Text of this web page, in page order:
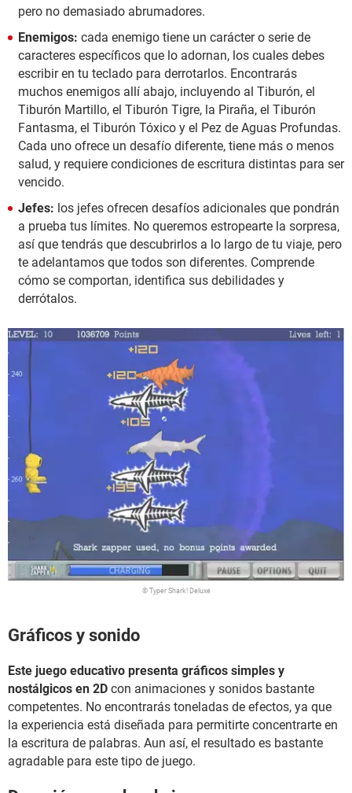
pero no demasiado abrumadores.
Enemigos: cada enemigo tiene un carácter o serie de
caracteres específicos que lo adornan, los cuales debes
escribir en tu teclado para derrotarlos. Encontrarás
muchos enemigos allí abajo, incluyendo al Tiburón, el
Tiburón Martillo, el Tiburón Tigre, la Piraña, el Tiburón
Fantasma, el Tiburón Tóxico y el Pez de Aguas Profundas.
Cada uno ofrece un desafío diferente, tiene más o menos
salud, y requiere condiciones de escritura distintas para ser
vencido.
Jefes: los jefes ofrecen desafíos adicionales que pondrán
a prueba tus límites. No queremos estropearte la sorpresa,
así que tendrás que descubrirlos a lo largo de tu viaje, pero
te adelantamos que todos son diferentes. Comprende
cómo se comportan, identifica sus debilidades y
derrótalos.
© Typer Shark! Deluxe
Gráficos y sonido
Este juego educativo presenta gráficos simples y
nostálgicos en 2D con animaciones y sonidos bastante
competentes. No encontrarás toneladas de efectos, ya que
la experiencia está diseñada para permitirte concentrarte en
la escritura de palabras. Aun así, el resultado es bastante
agradable para este tipo de juego.